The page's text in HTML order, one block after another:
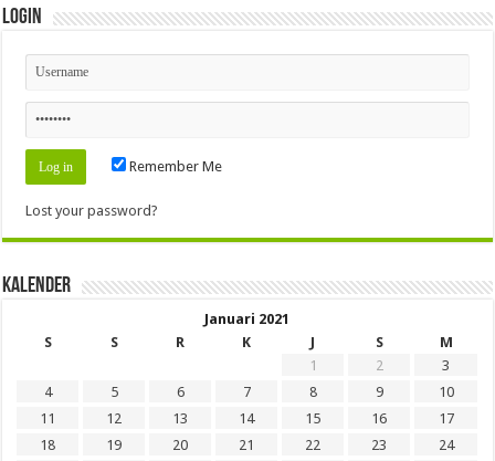
Login
Remember Me
Lost your password?
Kalender
Januari 2021
S
S R K J S
M
1
2
3
4
5 6 7 8 9
10
11
12 13 14 15 16
17
18
19 20 21 22 23
24